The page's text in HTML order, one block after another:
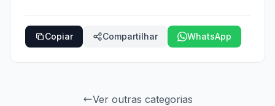
Copiar Compartilhar WhatsApp
Ver outras categorias